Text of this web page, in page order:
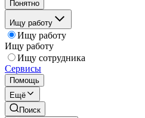
Понятно
Ищу работу
Ищу работу
Ищу работу
Ищу сотрудника
Сервисы
Помощь
Ещё
Поиск